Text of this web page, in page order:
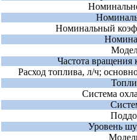
Номинальный
Частота вращения
Расход топлива, л/ч;
Система
Уровень